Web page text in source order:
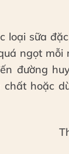
loại sữa
ngọt mỗi
đường
hoặc